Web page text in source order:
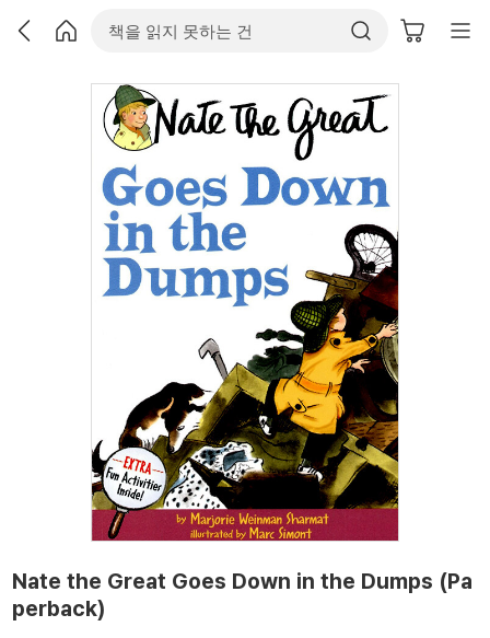
Nate the Great Goes Down in the Dumps (Pa
perback)